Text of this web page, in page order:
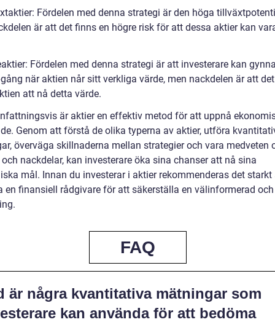
Fördelen med denna strategi är den höga
är att det finns en högre risk för att dessa aktier kan
Fördelen med denna strategi är att investerare kan
när aktien når sitt verkliga värde, men nackdelen är att
att nå detta värde.
är aktier en effektiv metod för att uppnå
Genom att förstå de olika typerna av aktier, utföra
överväga skillnaderna mellan strategier och vara medveten
nackdelar, kan investerare öka sina chanser att nå sina
mål. Innan du investerar i aktier rekommenderas det starkt
en finansiell rådgivare för att säkerställa en välinformerad
FAQ
är några kvantitativa mätningar som
kan använda för att bedöma